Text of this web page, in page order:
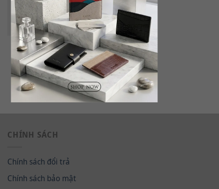
Balo Monogram Blanda
7BLPH01 – Đen
695.000₫
CHÍNH SÁCH
Chính sách đổi trả
Chính sách bảo mật